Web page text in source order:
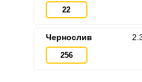
22
Чернослив
256